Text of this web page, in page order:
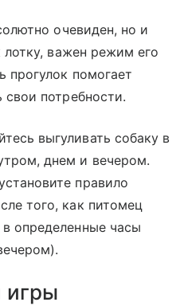
очевиден, но и
важен режим его
прогулок помогает
потребности.
выгуливать собаку в
днем и вечером.
правило
того, как питомец
определенные часы
игры